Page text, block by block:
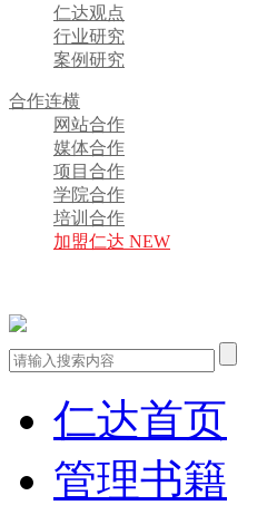
仁达观点
行业研究
案例研究
合作连横
网站合作
媒体合作
项目合作
学院合作
培训合作
加盟仁达 NEW
仁达首页
管理书籍